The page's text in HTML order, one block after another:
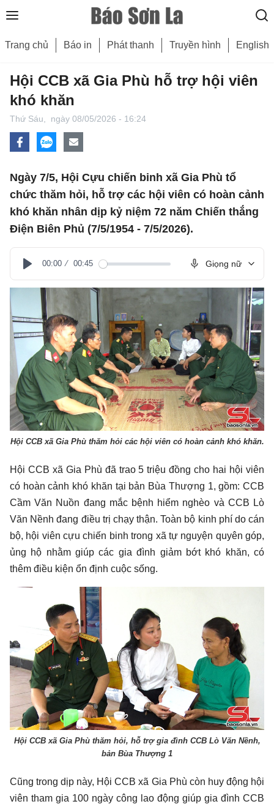
Trang chủ Báo in Phát thanh Truyền hình English
Hội CCB xã Gia Phù hỗ trợ hội viên
khó khăn
Thứ Sáu, ngày 08/05/2026 - 16:24
Ngày 7/5, Hội Cựu chiến binh xã Gia Phù tổ
chức thăm hỏi, hỗ trợ các hội viên có hoàn cảnh
khó khăn nhân dịp kỷ niệm 72 năm Chiến thắng
Điện Biên Phủ (7/5/1954 - 7/5/2026).
Play
00:00 00:45 Giọng nữ
Hội CCB xã Gia Phù thăm hỏi các hội viên có hoàn cảnh khó khăn.
Hội CCB xã Gia Phù đã trao 5 triệu đồng cho hai hội viên
có hoàn cảnh khó khăn tại bản Bùa Thượng 1, gồm: CCB
Cầm Văn Nuồn đang mắc bệnh hiểm nghèo và CCB Lò
Văn Nềnh đang điều trị chạy thận. Toàn bộ kinh phí do cán
bộ, hội viên cựu chiến binh trong xã tự nguyện quyên góp,
ủng hộ nhằm giúp các gia đình giảm bớt khó khăn, có
thêm điều kiện ổn định cuộc sống.
Hội CCB xã Gia Phù thăm hỏi, hỗ trợ gia đình CCB Lò Văn Nềnh,
bản Bùa Thượng 1
Cũng trong dịp này, Hội CCB xã Gia Phù còn huy động hội
viên tham gia 100 ngày công lao động giúp gia đình CCB